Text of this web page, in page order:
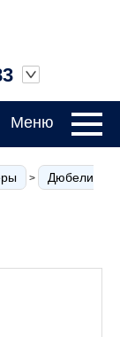
Меню
> Дюбели для